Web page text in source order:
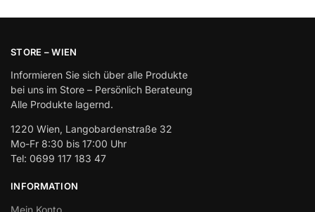
STORE – WIEN
Informieren Sie sich über alle Produkte
bei uns im Store – Persönlich Berateung
Alle Produkte lagernd.
1220 Wien, Langobardenstraße 32
Mo-Fr 8:30 bis 17:00 Uhr
Tel: 0699 117 183 47
INFORMATION
Mein Konto